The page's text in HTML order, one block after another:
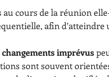
cours de la réunion
afin
changements imprévus
sont souvent